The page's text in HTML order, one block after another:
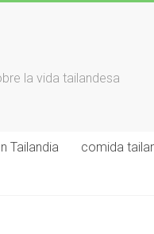
la vida tailandesa
Tailandia comida